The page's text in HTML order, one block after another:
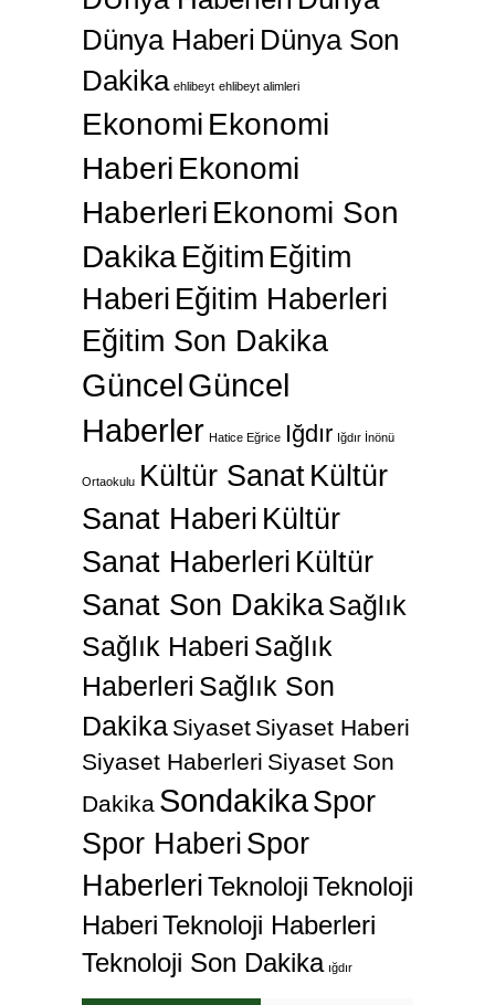
Dünya Haberi Dünya Son
Dakika ehlibeyt ehlibeyt alimleri
Ekonomi Ekonomi
Haberi Ekonomi
Haberleri Ekonomi Son
Dakika Eğitim Eğitim
Haberi Eğitim Haberleri
Eğitim Son Dakika
GüncelGüncel
Haberler Hatice Eğrice Iğdır Iğdır İnönü
Ortaokulu Kültür SanatKültür
Sanat Haberi Kültür
Sanat Haberleri Kültür
Sanat Son DakikaSağlık
Sağlık Haberi Sağlık
Haberleri Sağlık Son
Dakika Siyaset Siyaset Haberi
Siyaset Haberleri Siyaset Son
Dakika SondakikaSpor
Spor Haberi Spor
HaberleriTeknolojiTeknoloji
HaberiTeknoloji Haberleri
Teknoloji Son Dakika ığdır